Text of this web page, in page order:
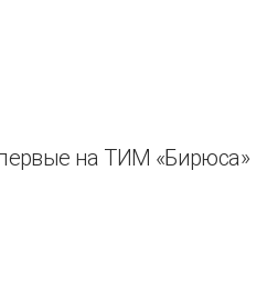
на ТИМ «Бирюса»